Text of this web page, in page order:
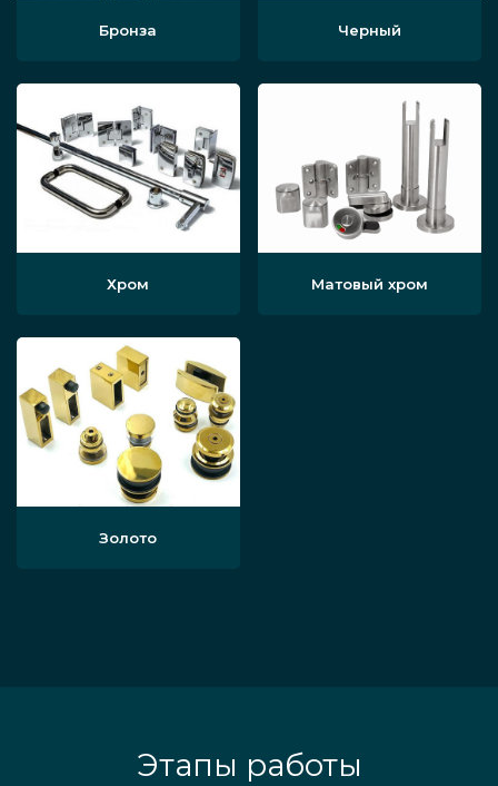
Бронза Черный
Хром Матовый хром
Золото
Этапы работы